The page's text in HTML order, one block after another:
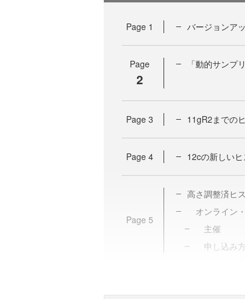
Page 1 バージョンア
Page
2
「動的サンプ
Page 3 11gR2までの
Page 4 12cの新しい
Page 5
高さ調整済ヒ
オンライン
主催
申し込み